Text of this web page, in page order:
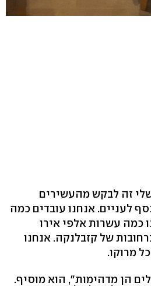
זה לבקש מהעשירים
לעניים. אנחנו עובדים כמה
כמה עשרות אלפי אירו
של קזבלנקה. אנחנו
מרוקו.
הן מדהימות", הוא מוסיף.